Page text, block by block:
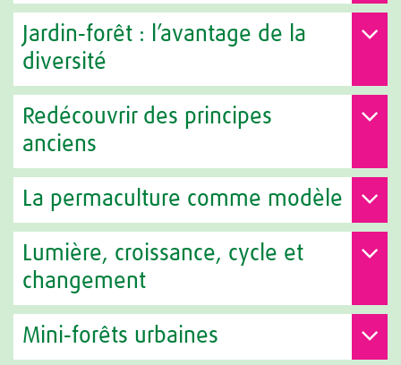
Jardin‑forêt : l’avantage de la
diversité
Redécouvrir des principes
anciens
La permaculture comme modèle
Lumière, croissance, cycle et
changement
Mini‑forêts urbaines